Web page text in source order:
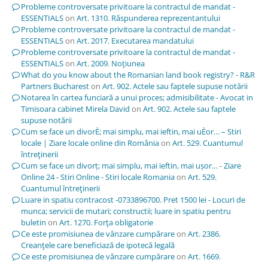
Probleme controversate privitoare la contractul de mandat -
ESSENTIALSon Art. 1310. Răspunderea reprezentantului
Probleme controversate privitoare la contractul de mandat -
ESSENTIALSon Art. 2017. Executarea mandatului
Probleme controversate privitoare la contractul de mandat -
ESSENTIALSon Art. 2009. Noţiunea
What do you know about the Romanian land book registry? - R&R
Partners Buchareston Art. 902. Actele sau faptele supuse notării
Notarea în cartea funciară a unui proces; admisibilitate - Avocat in
Timisoara cabinet Mirela David on Art. 902. Actele sau faptele
supuse notării
Cum se face un divorÈ; mai simplu, mai ieftin, mai uÈor… – Stiri
locale | Ziare locale online din Româniaon Art. 529. Cuantumul
întreţinerii
Cum se face un divorț; mai simplu, mai ieftin, mai ușor… - Ziare
Online 24 - Stiri Online - Stiri locale Romaniaon Art. 529.
Cuantumul întreţinerii
Luare in spatiu contracost -0733896700. Pret 1500 lei - Locuri de
munca; servicii de mutari; constructii; luare in spatiu pentru
buletin on Art. 1270. Forţa obligatorie
Ce este promisiunea de vânzare cumpărareon Art. 2386.
Creanţele care beneficiază de ipotecă legală
Ce este promisiunea de vânzare cumpărareon Art. 1669.